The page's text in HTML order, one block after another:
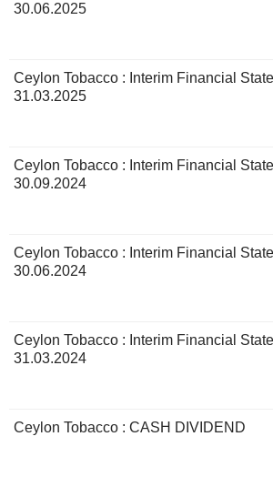
30.06.2025
Ceylon Tobacco : Interim Financial
31.03.2025
Ceylon Tobacco : Interim Financial
30.09.2024
Ceylon Tobacco : Interim Financial
30.06.2024
Ceylon Tobacco : Interim Financial
31.03.2024
Ceylon Tobacco : CASH DIVIDEND